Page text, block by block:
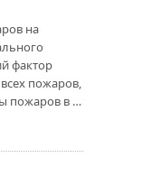
на
фактор
пожаров,
пожаров в …